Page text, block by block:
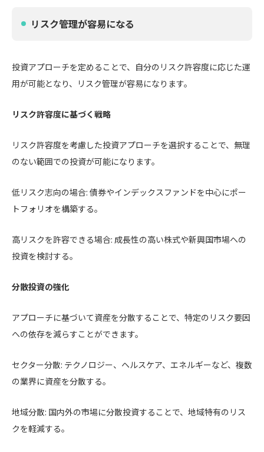
リスク管理が容易になる
投資アプローチを定めることで、自分のリスク許容度に応じた運
用が可能となり、リスク管理が容易になります。
リスク許容度に基づく戦略
リスク許容度を考慮した投資アプローチを選択することで、無理
のない範囲での投資が可能になります。
低リスク志向の場合: 債券やインデックスファンドを中心にポー
トフォリオを構築する。
高リスクを許容できる場合: 成長性の高い株式や新興国市場への
投資を検討する。
分散投資の強化
アプローチに基づいて資産を分散することで、特定のリスク要因
への依存を減らすことができます。
セクター分散: テクノロジー、ヘルスケア、エネルギーなど、複数
の業界に資産を分散する。
地域分散: 国内外の市場に分散投資することで、地域特有のリス
クを軽減する。